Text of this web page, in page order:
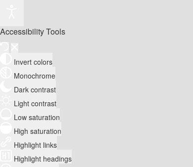
Accessibility Tools
Invert colors
Monochrome
Dark contrast
Light contrast
Low saturation
High saturation
Highlight links
Highlight headings